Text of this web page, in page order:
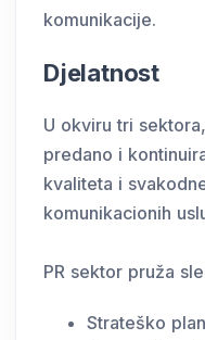
komunikacije.
Djelatnost
U okviru tri
predano i
kvaliteta i
komunikacionih
PR sektor pruža
Strateško